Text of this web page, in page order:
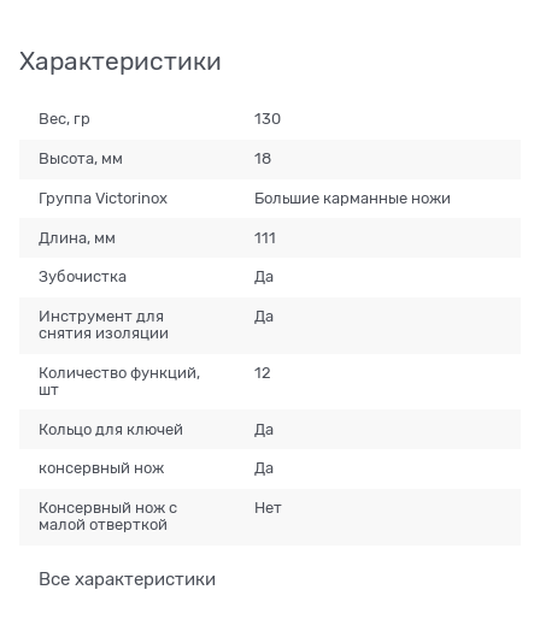
Характеристики
Вес, гр 130
Высота, мм 18
Группа Victorinox Большие карманные ножи
Длина, мм 111
Зубочистка Да
Инструмент для
снятия изоляции
Да
Количество функций,
шт
12
Кольцо для ключей Да
консервный нож Да
Консервный нож с
малой отверткой
Нет
Все характеристики